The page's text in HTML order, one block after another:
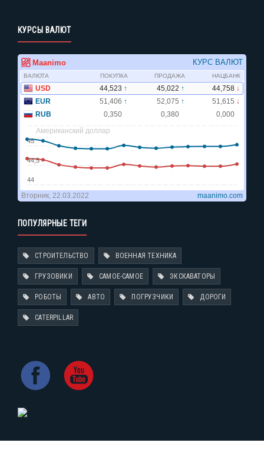
КУРСЫ ВАЛЮТ
ПОПУЛЯРНЫЕ ТЕГИ
СТРОИТЕЛЬСТВО ВОЕННАЯ ТЕХНИКА
ГРУЗОВИКИ САМОЕ-САМОЕ ЭКСКАВАТОРЫ
РОБОТЫ АВТО ПОГРУЗЧИКИ ДОРОГИ
CATERPILLAR